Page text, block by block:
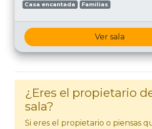
Casa encantada
Familias
Ver sala
¿Eres el propietario
sala?
Si eres el propietario o piensas